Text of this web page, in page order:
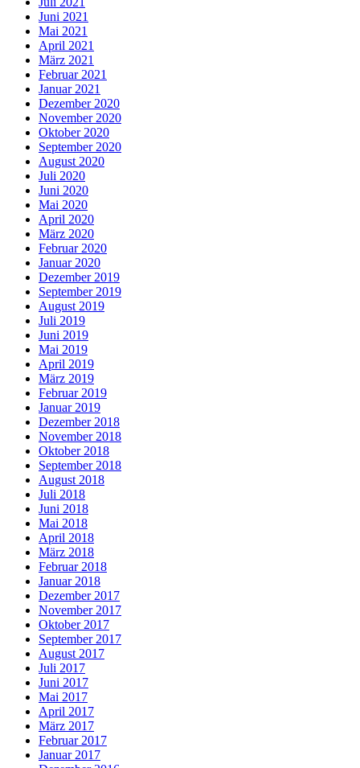
Juni 2021
Mai 2021
April 2021
März 2021
Februar 2021
Januar 2021
Dezember 2020
November 2020
Oktober 2020
September 2020
August 2020
Juli 2020
Juni 2020
Mai 2020
April 2020
März 2020
Februar 2020
Januar 2020
Dezember 2019
September 2019
August 2019
Juli 2019
Juni 2019
Mai 2019
April 2019
März 2019
Februar 2019
Januar 2019
Dezember 2018
November 2018
Oktober 2018
September 2018
August 2018
Juli 2018
Juni 2018
Mai 2018
April 2018
März 2018
Februar 2018
Januar 2018
Dezember 2017
November 2017
Oktober 2017
September 2017
August 2017
Juli 2017
Juni 2017
Mai 2017
April 2017
März 2017
Februar 2017
Januar 2017